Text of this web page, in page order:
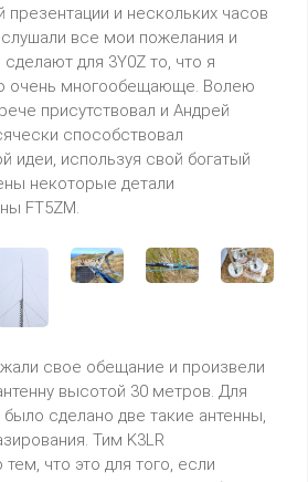
и нескольких часов
все мои пожелания и
сделают для 3Y0Z то, что я
очень многообещающе. Волею
присутствовал и Андрей
способствовал
идеи, используя свой богатый
некоторые детали
FT5ZM.
свое обещание и произвели
высотой 30 метров. Для
сделано две такие антенны,
Тим K3LR
что это для того, если